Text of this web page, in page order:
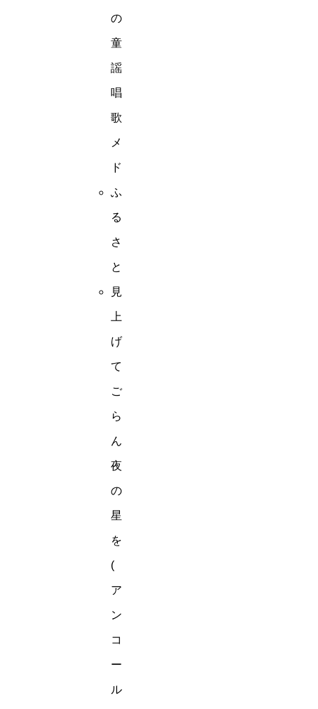
の
童
謡
唱
歌
メ
ド
ふ
る
さ
と
見
上
げ
て
ご
ら
ん
夜
の
星
を
(
ア
ン
コ
ー
ル